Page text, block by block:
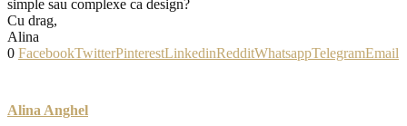
simple sau complexe ca design?
Cu drag,
Alina
0 FacebookTwitterPinterestLinkedinRedditWhatsappTelegramEmail
Alina Anghel